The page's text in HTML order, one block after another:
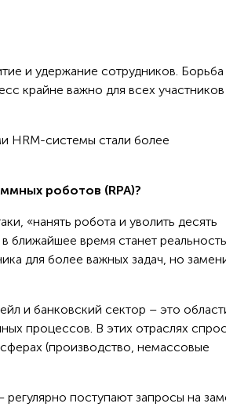
и удержание сотрудников. Борьба
крайне важно для всех участников
HRM-системы стали более
роботов (RPA)?
«нанять робота и уволить десять
время станет
для более важных задач, но
и банковский сектор – это
процессов. В этих отраслях
(производство, немассовые
поступают запросы на